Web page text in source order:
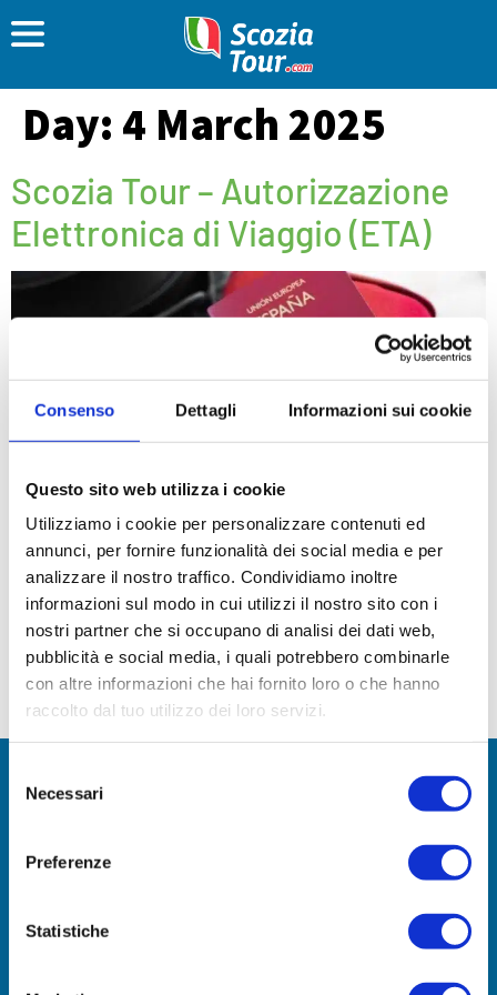
Consenso Dettagli Informazioni sui cookie
Questo sito web utilizza i cookie
Utilizziamo i cookie per personalizzare contenuti ed
annunci, per fornire funzionalità dei social media e per
analizzare il nostro traffico. Condividiamo inoltre
informazioni sul modo in cui utilizzi il nostro sito con i
nostri partner che si occupano di analisi dei dati web,
pubblicità e social media, i quali potrebbero combinarle
con altre informazioni che hai fornito loro o che hanno
raccolto dal tuo utilizzo dei loro servizi.
delNecessari
Preferenze
Statistiche
Day: 4 March 2025
Scozia Tour – Autorizzazione
Elettronica di Viaggio (ETA)
Fantastico! Ma prima di sognare il mostro di Loch
Ness, Edimburgo e gli haggis, c’è un requisito
importante che devi conoscere: l’Autorizzazione
Elettronica di Viaggio (ETA). Che cos’è
l’Autorizzazione Elettronica di Viaggio?
L’Autorizzazione Elettronica di Viaggio (ETA) è un
permesso di viaggio digitale collegato al tuo
passaporto. A […]